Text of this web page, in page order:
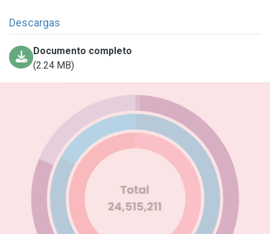
Descargas
Documento completo
(2.24 MB)